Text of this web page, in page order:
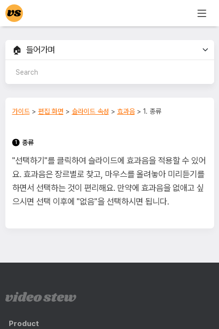
가이드> 편집 화면 > 슬라이드 속성 > 효과음> 1. 종류
종류
"선택하기"를 클릭하여 슬라이드에 효과음을 적용할 수 있어
요. 효과음은 장르별로 찾고, 마우스를 올려놓아 미리듣기를
하면서 선택하는 것이 편리해요. 만약에 효과음을 없애고 싶
으시면 선택 이후에 "없음"을 선택하시면 됩니다.
Product